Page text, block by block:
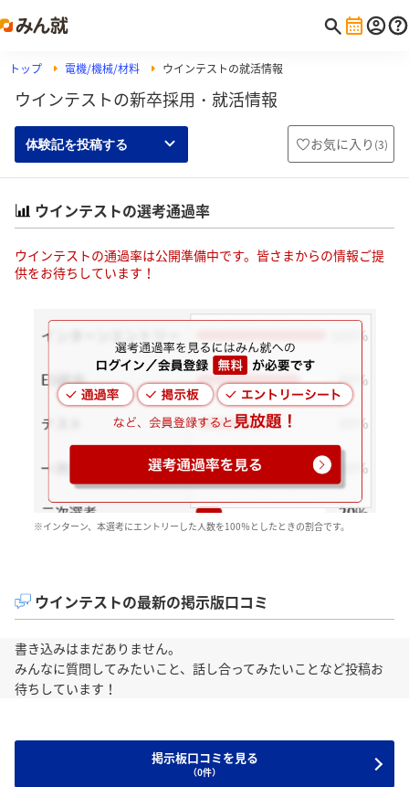
トップ 電機/機械/材料 ウインテストの就活情報
ウインテストの新卒採用・就活情報
体験記を投稿する お気に入り (3)
ウインテストの選考通過率
ウインテストの通過率は公開準備中です。皆さまからの情報ご提
供をお待ちしています！
※インターン、本選考にエントリーした人数を100％としたときの割合です。
ウインテストの最新の掲示版口コミ
書き込みはまだありません。
みんなに質問してみたいこと、話し合ってみたいことなど投稿お
待ちしています！
掲示板口コミを見る
（0件）